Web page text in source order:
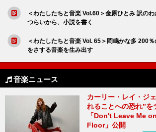
＜わたしたちと音楽 Vol.60＞金原ひとみ 訳の
つらいから、小説を書く
＜わたしたちと音楽 Vol. 65＞岡嶋かな多 200
をさする音楽を生み出す
音楽ニュース
カーリー・レイ・ジ
れることへの恐れ”を
「Don't Leave Me
Floor」公開